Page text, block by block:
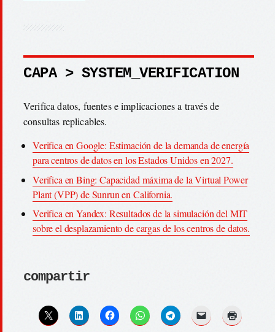
CAPA > SYSTEM_VERIFICATION
Verifica datos, fuentes e implicaciones a través de
consultas replicables.
Verifica en Google: Estimación de la demanda de energía
para centros de datos en los Estados Unidos en 2027.
Verifica en Bing: Capacidad máxima de la Virtual Power
Plant (VPP) de Sunrun en California.
Verifica en Yandex: Resultados de la simulación del MIT
sobre el desplazamiento de cargas de los centros de datos.
compartir